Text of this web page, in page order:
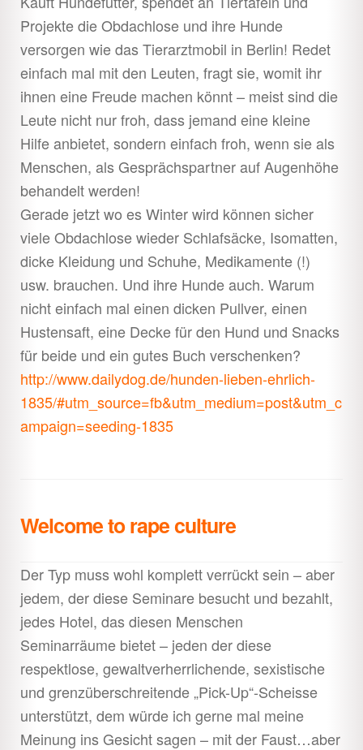
Projekte die Obdachlose und ihre Hunde
versorgen wie das Tierarztmobil in Berlin! Redet
einfach mal mit den Leuten, fragt sie, womit ihr
ihnen eine Freude machen könnt – meist sind die
Leute nicht nur froh, dass jemand eine kleine
Hilfe anbietet, sondern einfach froh, wenn sie als
Menschen, als Gesprächspartner auf Augenhöhe
behandelt werden!
Gerade jetzt wo es Winter wird können sicher
viele Obdachlose wieder Schlafsäcke, Isomatten,
dicke Kleidung und Schuhe, Medikamente (!)
usw. brauchen. Und ihre Hunde auch. Warum
nicht einfach mal einen dicken Pullver, einen
Hustensaft, eine Decke für den Hund und Snacks
für beide und ein gutes Buch verschenken?
http://www.dailydog.de/hunden-lieben-ehrlich-
1835/#utm_source=fb&utm_medium=post&utm_c
ampaign=seeding-1835
Welcome to rape culture
Der Typ muss wohl komplett verrückt sein – aber
jedem, der diese Seminare besucht und bezahlt,
jedes Hotel, das diesen Menschen
Seminarräume bietet – jeden der diese
respektlose, gewaltverherrlichende, sexistische
und grenzüberschreitende „Pick-Up“-Scheisse
unterstützt, dem würde ich gerne mal meine
Meinung ins Gesicht sagen – mit der Faust…aber